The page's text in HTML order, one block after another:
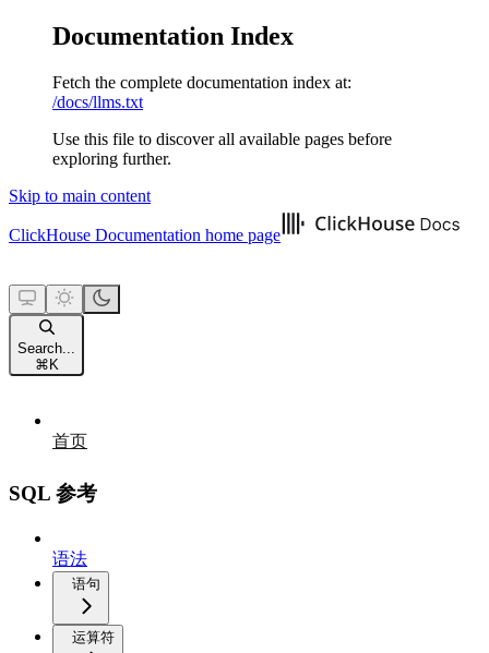
Documentation Index
Fetch the complete documentation index at:
/docs/llms.txt
Use this file to discover all available pages before
exploring further.
Skip to main content
ClickHouse Documentation home page
Search...
⌘ K
首页
SQL 参考
语法
语句
运算符